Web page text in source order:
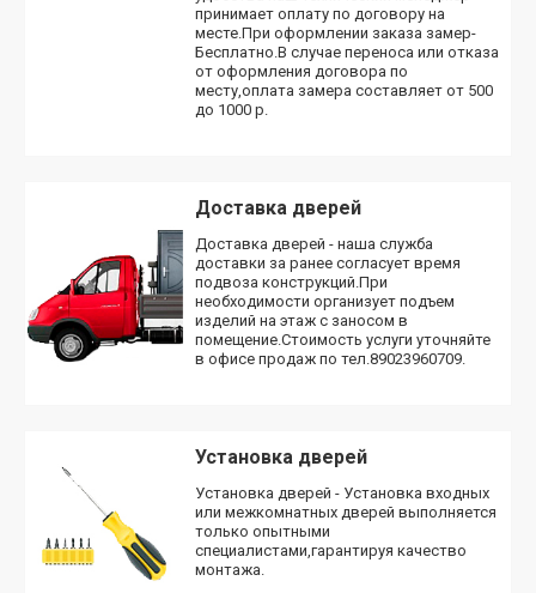
принимает оплату по договору на
месте.При оформлении заказа замер-
Бесплатно.В случае переноса или отказа
от оформления договора по
месту,оплата замера составляет от 500
до 1000 р.
Доставка дверей
Доставка дверей - наша служба
доставки за ранее согласует время
подвоза конструкций.При
необходимости организует подъем
изделий на этаж с заносом в
помещение.Стоимость услуги уточняйте
в офисе продаж по тел.89023960709.
Установка дверей
Установка дверей - Установка входных
или межкомнатных дверей выполняется
только опытными
специалистами,гарантируя качество
монтажа.